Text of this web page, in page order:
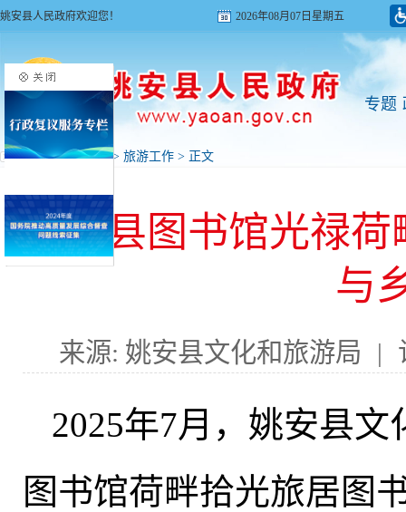
姚安县人民政府欢迎您！ 2026年08月07日星期五
专题
首页>旅游姚安> 旅游工作 > 正文
姚安县图书馆光禄
与
来源: 姚安县文化和旅游局 |
2025年7月 ， 姚安县文
图书馆荷畔拾光旅居图